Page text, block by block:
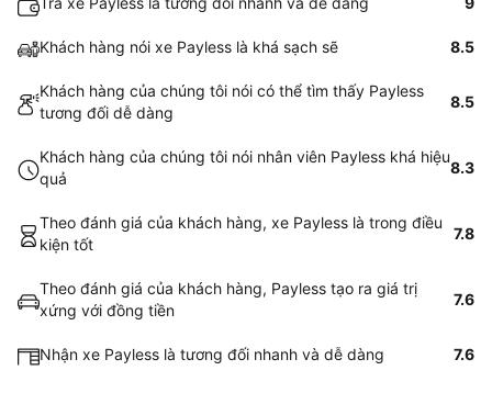
Khách hàng nói xe Payless là khá sạch sẽ 8.5
Khách hàng của chúng tôi nói có thể tìm thấy Payless
tương đối dễ dàng
8.5
Khách hàng của chúng tôi nói nhân viên Payless khá hiệu
quả
8.3
Theo đánh giá của khách hàng, xe Payless là trong điều
kiện tốt
7.8
Theo đánh giá của khách hàng, Payless tạo ra giá trị
xứng với đồng tiền
7.6
Nhận xe Payless là tương đối nhanh và dễ dàng 7.6